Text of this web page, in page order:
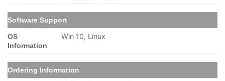
Software Support
OS
Information
Win 10, Linux
Ordering Information